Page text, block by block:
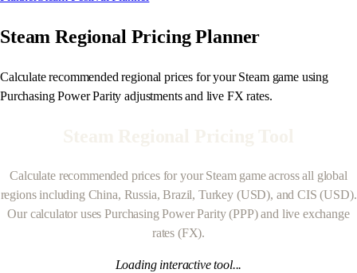
Steam Regional Pricing Planner
Calculate recommended regional prices for your Steam game using
Purchasing Power Parity adjustments and live FX rates.
Calculate recommended prices for your Steam game across all global
regions including China, Russia, Brazil, Turkey (USD), and CIS (USD).
Our calculator uses Purchasing Power Parity (PPP) and live exchange
rates (FX).
Loading interactive tool...